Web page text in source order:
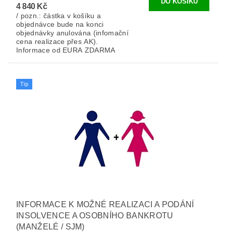
4 840 Kč
/ pozn.: částka v košíku a
objednávce bude na konci
objednávky anulována (infomační
cena realizace přes AK).
Informace od EURA ZDARMA
Tip
INFORMACE K MOŽNÉ REALIZACI A PODÁNÍ
INSOLVENCE A OSOBNÍHO BANKROTU
(MANŽELÉ / SJM)